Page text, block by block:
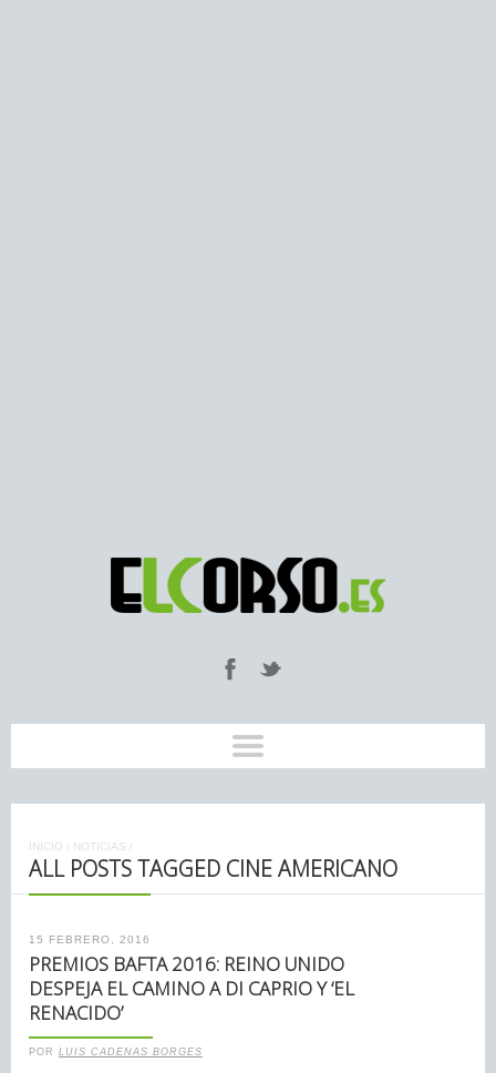
INICIO / NOTICIAS /
ALL POSTS TAGGED CINE AMERICANO
15 FEBRERO, 2016
PREMIOS BAFTA 2016: REINO UNIDO
DESPEJA EL CAMINO A DI CAPRIO Y ‘EL
RENACIDO’
POR LUIS CADENAS BORGES